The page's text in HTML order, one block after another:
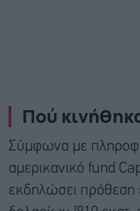
Πού
Σύμφωνα με
αμερικανικό fund
εκδηλώσει πρόθεση